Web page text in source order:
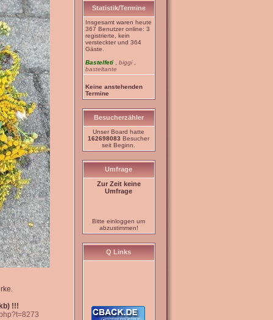
!!!
Statistik/Termine
Insgesamt waren heute
367 Benutzer online: 3
registrierte, kein
versteckter und 364
Gäste.
Bastelfeti
biggi
basteltante
Keine anstehenden
Termine
Besucherzähler
Unser Board hatte
162698083 Besucher
seit Beginn.
Umfrage
Zur Zeit keine
Umfrage
Bitte einloggen um
abzustimmen!
Q Links